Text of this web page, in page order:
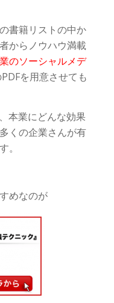
書籍リストの中か
からノウハウ満載
業のソーシャルメデ
を用意させても
本業にどんな効果
くの企業さんが有
。
めなのが